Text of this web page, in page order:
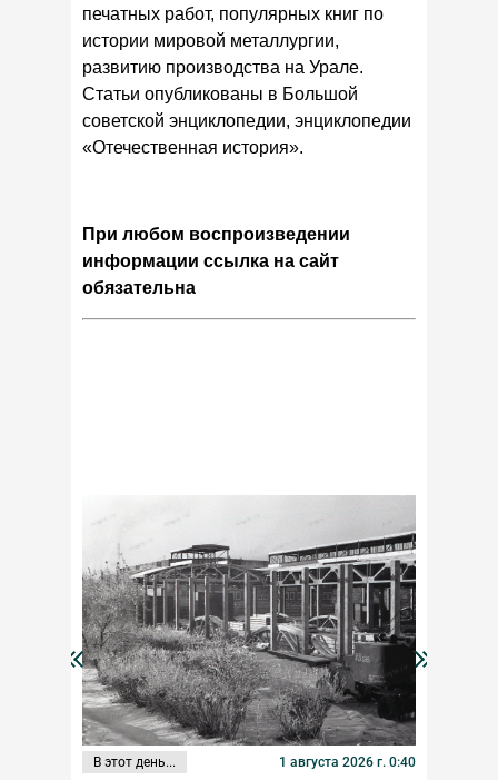
печатных работ, популярных книг по
истории мировой металлургии,
развитию производства на Урале.
Статьи опубликованы в Большой
советской энциклопедии, энциклопедии
«Отечественная история».
При любом воспроизведении
информации ссылка на сайт
обязательна
В этот день... 1 августа 2026 г. 0:40